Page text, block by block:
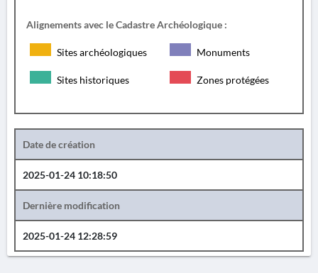
Alignements avec le Cadastre Archéologique :
Sites archéologiques Monuments
Sites historiques Zones protégées
Date de création
2025-01-24 10:18:50
Dernière modification
2025-01-24 12:28:59